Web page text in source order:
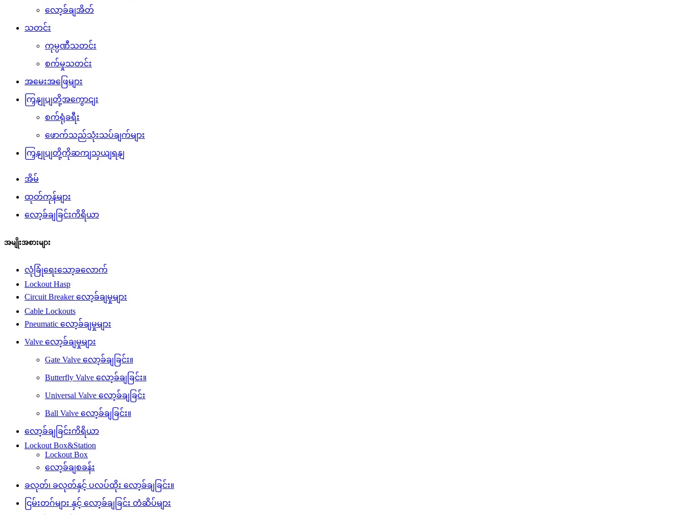
လော့ခ်ချအိတ်
သတင်း
ကုမ္ပဏီသတင်း
စက်မှုသတင်း
အမေးအဖြေများ
ကြှနျုပျတို့အကွောငျး
စက်ရုံခရီး
ဖောက်သည်သုံးသပ်ချက်များ
ကြှနျုပျတို့ကိုဆကျသှယျရနျ
အိမ်
ထုတ်ကုန်များ
လော့ခ်ချခြင်းကိရိယာ
အမျိုးအစားများ
လုံခြုံရေးသော့ခလောက်
Lockout Hasp
Circuit Breaker လော့ခ်ချမှုများ
Cable Lockouts
Pneumatic လော့ခ်ချမှုများ
Valve လော့ခ်ချမှုများ
Gate Valve လော့ခ်ချခြင်း။
Butterfly Valve လော့ခ်ချခြင်း။
Universal Valve လော့ခ်ချခြင်း
Ball Valve လော့ခ်ချခြင်း။
လော့ခ်ချခြင်းကိရိယာ
Lockout Box&Station
Lockout Box
လော့ခ်ချစခန်း
ခလုတ်၊ ခလုတ်နှင့် ပလပ်ထိုး လော့ခ်ချခြင်း။
ငြမ်းတဂ်များ နှင့် လော့ခ်ချခြင်း တံဆိပ်များ